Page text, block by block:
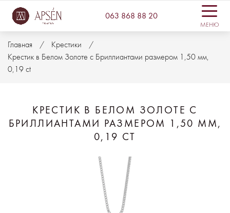
063 868 88 20
МЕНЮ
Главная
Крестики
Крестик в Белом Золоте с Бриллиантами размером 1,50 мм,
0,19 ct
КРЕСТИК В БЕЛОМ ЗОЛОТЕ С
БРИЛЛИАНТАМИ РАЗМЕРОМ 1,50 ММ,
0,19 CT